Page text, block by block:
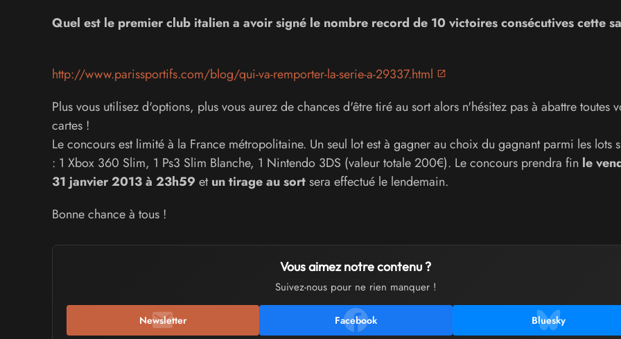
Quel est le premier club italien a avoir signé le nombre record de 10 victoires consécutives cette
http://www.parissportifs.com/blog/qui-va-remporter-la-serie-a-29337.html
Plus vous utilisez d'options, plus vous aurez de chances d'être tiré au sort alors n'hésitez pas à abattre toutes
cartes !
Le concours est limité à la France métropolitaine. Un seul lot est à gagner au choix du gagnant parmi les lots
: 1 Xbox 360 Slim, 1 Ps3 Slim Blanche, 1 Nintendo 3DS (valeur totale 200€). Le concours prendra fin le
31 janvier 2013 à 23h59 etun tirage au sortsera effectué le lendemain.
Bonne chance à tous !
Vous aimez notre contenu ?
Suivez-nous pour ne rien manquer !
Newsletter Facebook Bluesky